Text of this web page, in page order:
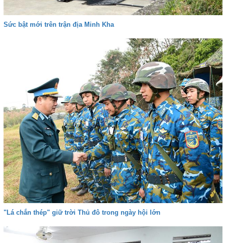
Sức bật mới trên trận địa Minh Kha
"Lá chắn thép" giữ trời Thủ đô trong ngày hội lớn